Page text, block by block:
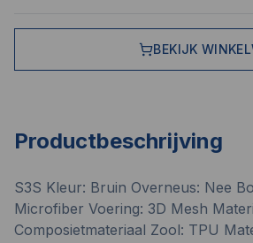
BEKIJK
Productbeschrijving
S3S Kleur: Bruin Overneus: Nee
Microfiber Voering: 3D Mesh
Composietmateriaal Zool: TPU